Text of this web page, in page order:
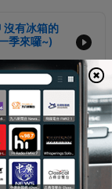
沒有冰箱的
季來囉~)
窮不是命運
的戰鬥機--